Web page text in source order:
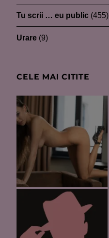
Tu scrii … eu public (455)
Urare (9)
CELE MAI CITITE